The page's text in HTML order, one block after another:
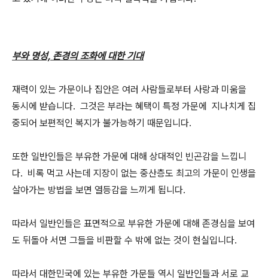
부와 명성, 존경의 조화에 대한 기대
재력이 있는 가문이나 집안은 여러 사람들로부터 사랑과 미움을
동시에 받습니다. 그것은 부라는 혜택이 특정 가문에 지나치게 집
중되어 보편적인 복지가 불가능하기 때문입니다.
또한 일반인들은 부유한 가문에 대해 상대적인 빈곤감을 느낍니
다. 비록 먹고 사는데 지장이 없는 중산층도 최고의 가문이 인생을
살아가는 방법을 보면 열등감을 느끼게 됩니다.
따라서 일반인들은 표면적으로 부유한 가문에 대해 존경심을 보여
도 뒤돌아 서면 그들을 비판할 수 밖에 없는 것이 현실입니다.
따라서 대한민국에 있는 부유한 가문들 역시 일반인들과 서로 교